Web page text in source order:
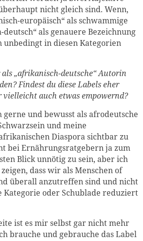
nicht gleich sind. Wenn,
europäisch“ als schwammige
als genauere Bezeichnung
unbedingt in diesen Kategorien
als „afrikanisch-deutsche“ Autorin
Findest du diese Labels eher
vielleicht auch etwas empowernd?
gerne und bewusst als afrodeutsche
und meine
Diaspora sichtbar zu
bei Ernährungsratgebern ja zum
Blick unnötig zu sein, aber ich
dass wir als Menschen of
überall anzutreffen sind und nicht
Kategorie oder Schublade reduziert
ist es mir selbst gar nicht mehr
brauche und gebrauche das Label